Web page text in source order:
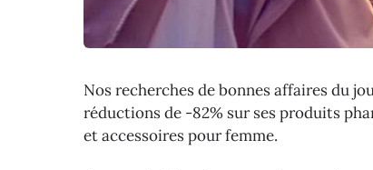
Nos recherches de bonnes affaires du
réductions de -82% sur ses produits
et accessoires pour femme.